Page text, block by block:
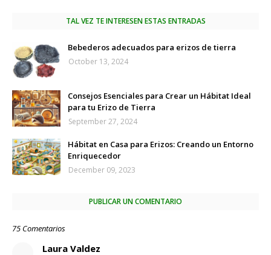
TAL VEZ TE INTERESEN ESTAS ENTRADAS
Bebederos adecuados para erizos de tierra
October 13, 2024
Consejos Esenciales para Crear un Hábitat Ideal
para tu Erizo de Tierra
September 27, 2024
Hábitat en Casa para Erizos: Creando un Entorno
Enriquecedor
December 09, 2023
PUBLICAR UN COMENTARIO
75 Comentarios
Laura Valdez